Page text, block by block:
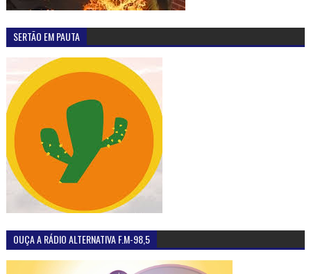
SERTÃO EM PAUTA
OUÇA A RÁDIO ALTERNATIVA F.M-98,5